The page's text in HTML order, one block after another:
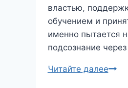
властью,
обучением и
именно пытается
подсознание
Читайте далееСон